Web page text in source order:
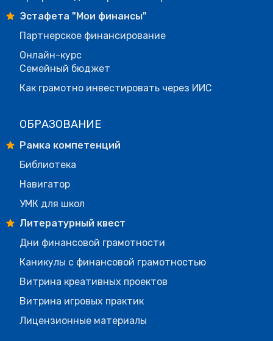
Эстафета "Мои финансы"
Партнерское финансирование
Онлайн-курс
Семейный бюджет
Как грамотно инвестировать через ИИС
ОБРАЗОВАНИЕ
Рамка компетенций
Библиотека
Навигатор
УМК для школ
Литературный квест
Дни финансовой грамотности
Каникулы с финансовой грамотностью
Витрина креативных проектов
Витрина игровых практик
Лицензионные материалы